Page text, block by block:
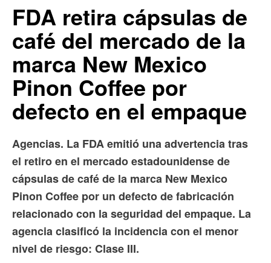
FDA retira cápsulas de
café del mercado de la
marca New Mexico
Pinon Coffee por
defecto en el empaque
Agencias. La FDA emitió una advertencia tras
el retiro en el mercado estadounidense de
cápsulas de café de la marca New Mexico
Pinon Coffee por un defecto de fabricación
relacionado con la seguridad del empaque. La
agencia clasificó la incidencia con el menor
nivel de riesgo: Clase III.